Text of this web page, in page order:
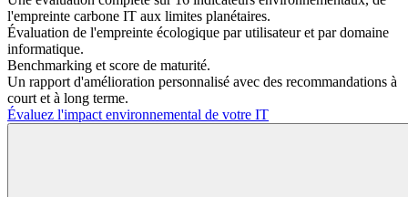
l'empreinte carbone IT aux limites planétaires.
Évaluation de l'empreinte écologique par utilisateur et par domaine
informatique.
Benchmarking et score de maturité.
Un rapport d'amélioration personnalisé avec des recommandations à
court et à long terme.
Évaluez l'impact environnemental de votre IT